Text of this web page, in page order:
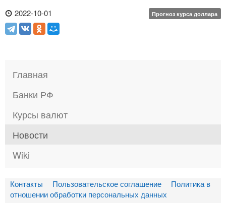
2022-10-01
Прогноз курса доллара
Главная
Банки РФ
Курсы валют
Новости
Wiki
Контакты Пользовательское соглашение
Политика в
отношении обработки персональных данных